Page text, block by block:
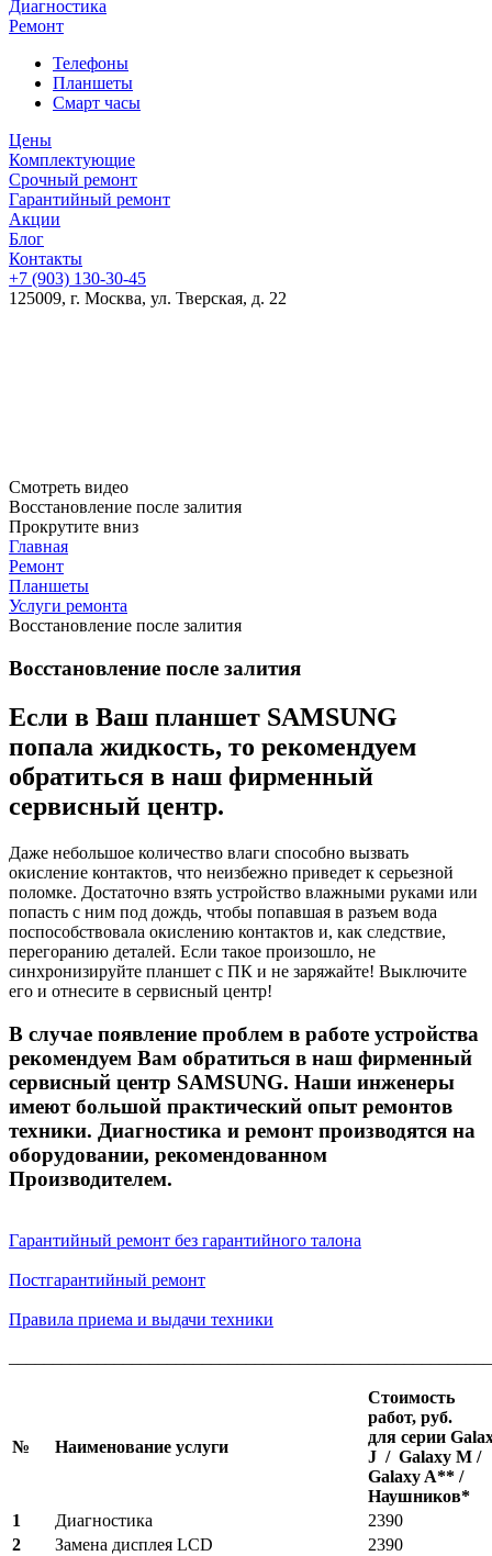
Диагностика
Ремонт
Телефоны
Планшеты
Смарт часы
Цены
Комплектующие
Срочный ремонт
Гарантийный ремонт
Акции
Блог
Контакты
+7 (903) 130-30-45
125009, г. Москва, ул. Тверская, д. 22
Смотреть видео
Восстановление после залития
Прокрутите вниз
Главная
Ремонт
Планшеты
Услуги ремонта
Восстановление после залития
Восстановление после залития
Если в Ваш планшет SAMSUNG
попала жидкость, то рекомендуем
обратиться в наш фирменный
сервисный центр.
Даже небольшое количество влаги способно вызвать
окисление контактов, что неизбежно приведет к серьезной
поломке. Достаточно взять устройство влажными руками или
попасть с ним под дождь, чтобы попавшая в разъем вода
поспособствовала окислению контактов и, как следствие,
перегоранию деталей. Если такое произошло, не
синхронизируйте планшет с ПК и не заряжайте! Выключите
его и отнесите в сервисный центр!
В случае появление проблем в работе устройства
рекомендуем Вам обратиться в наш фирменный
сервисный центр SAMSUNG. Наши инженеры
имеют большой практический опыт ремонтов
техники. Диагностика и ремонт производятся на
оборудовании, рекомендованном
Производителем.
Гарантийный ремонт без гарантийного талона
Постгарантийный ремонт
Правила приема и выдачи техники
№ Наименование услуги
Стоимость
работ, руб.
для серии
J / Galaxy M /
Galaxy A** /
Наушников*
1
Диагностика
2390
2
Замена дисплея LCD
2390